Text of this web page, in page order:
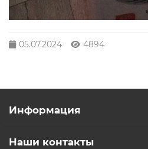
05.07.2024 4894
Информация
Наши контакты